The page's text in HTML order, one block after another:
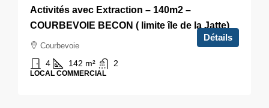
Activités avec Extraction – 140m2 –
COURBEVOIE BECON ( limite île de la Jatte)
Courbevoie
4 142 m² 2
LOCAL COMMERCIAL
Détails